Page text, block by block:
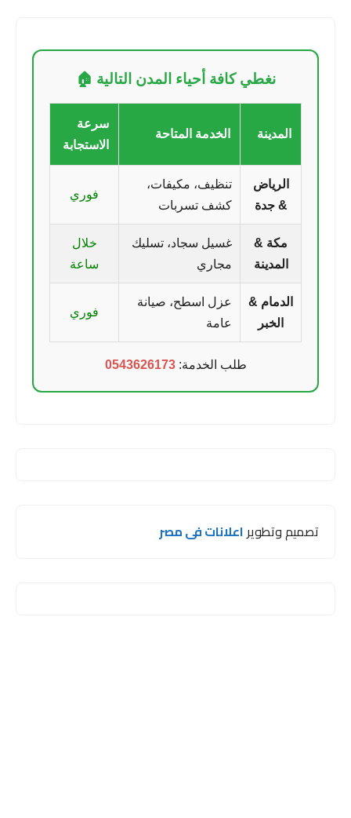
نغطي كافة أحياء المدن التالية 🏠
المدينة الخدمة المتاحة
سرعة
الاستجابة
الرياض
& جدة
تنظيف، مكيفات،
كشف تسربات
فوري
مكة &
المدينة
غسيل سجاد، تسليك
مجاري
خلال
ساعة
الدمام &
الخبر
عزل اسطح، صيانة
عامة
فوري
طلب الخدمة:0543626173
تصميم وتطويراعلانات فى مصر